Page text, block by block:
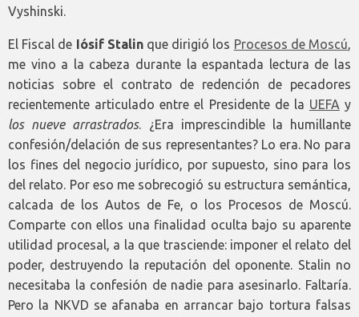
Vyshinski.
El Fiscal de Iósif Stalinque dirigió los Procesos de Moscú,
me vino a la cabeza durante la espantada lectura de las
noticias sobre el contrato de redención de pecadores
recientemente articulado entre el Presidente de la UEFA y
los nueve arrastrados. ¿Era imprescindible la humillante
confesión/delación de sus representantes? Lo era. No para
los fines del negocio jurídico, por supuesto, sino para los
del relato. Por eso me sobrecogió su estructura semántica,
calcada de los Autos de Fe, o los Procesos de Moscú.
Comparte con ellos una finalidad oculta bajo su aparente
utilidad procesal, a la que trasciende: imponer el relato del
poder, destruyendo la reputación del oponente. Stalin no
necesitaba la confesión de nadie para asesinarlo. Faltaría.
Pero la NKVD se afanaba en arrancar bajo tortura falsas